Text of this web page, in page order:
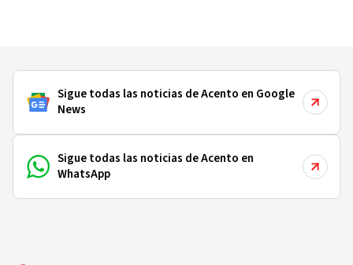
Sigue todas las noticias de Acento en Google
News
Sigue todas las noticias de Acento en
WhatsApp